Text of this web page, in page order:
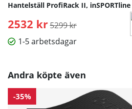
Hantelställ ProfiRack II, inSPORTline
2532 kr Ordinarie pris:
5299 kr
1-5 arbetsdagar
Andra köpte även
-35%